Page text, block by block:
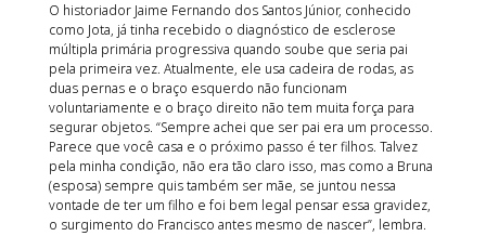
O historiador Jaime Fernando dos Santos Júnior, conhecido
como Jota, já tinha recebido o diagnóstico de esclerose
múltipla primária progressiva quando soube que seria pai
pela primeira vez. Atualmente, ele usa cadeira de rodas, as
duas pernas e o braço esquerdo não funcionam
voluntariamente e o braço direito não tem muita força para
segurar objetos. “Sempre achei que ser pai era um processo.
Parece que você casa e o próximo passo é ter filhos. Talvez
pela minha condição, não era tão claro isso, mas como a Bruna
(esposa) sempre quis também ser mãe, se juntou nessa
vontade de ter um filho e foi bem legal pensar essa gravidez,
o surgimento do Francisco antes mesmo de nascer”, lembra.